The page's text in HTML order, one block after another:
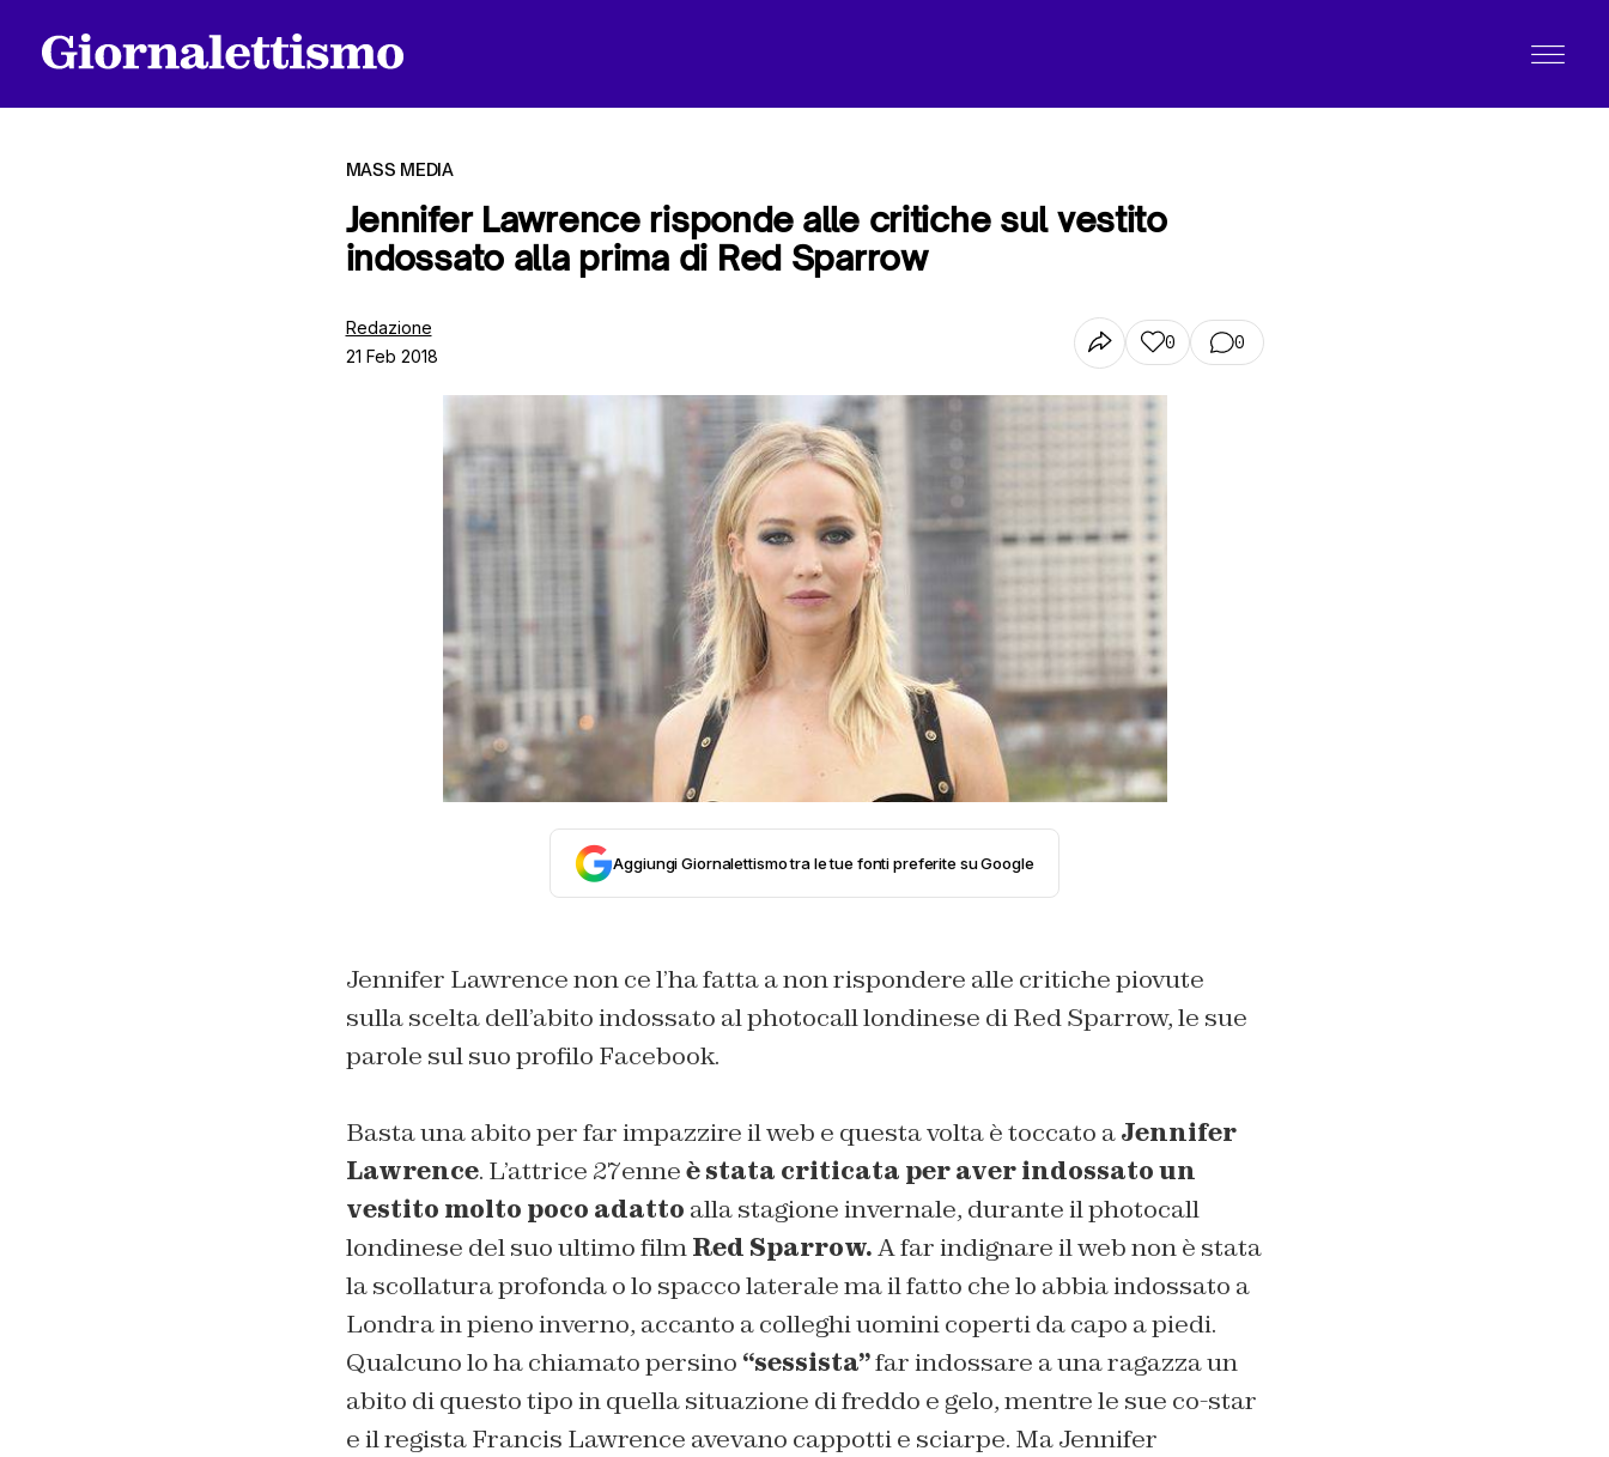
MASS MEDIA
Jennifer Lawrence risponde alle critiche sul vestito
indossato alla prima di Red Sparrow
Redazione
21 Feb 2018
0 0
Aggiungi Giornalettismo tra le tue fonti preferite su Google
Jennifer Lawrence non ce l’ha fatta a non rispondere alle critiche piovute
sulla scelta dell’abito indossato al photocall londinese di Red Sparrow, le sue
parole sul suo profilo Facebook.
Basta una abito per far impazzire il web e questa volta è toccato aJennifer
Lawrence. L’attrice 27enneè stata criticata per aver indossato un
vestito molto poco adatto alla stagione invernale, durante il photocall
londinese del suo ultimo filmRed Sparrow.A far indignare il web non è stata
la scollatura profonda o lo spacco laterale ma il fatto che lo abbia indossato a
Londra in pieno inverno, accanto a colleghi uomini coperti da capo a piedi.
Qualcuno lo ha chiamato persino “sessista”far indossare a una ragazza un
abito di questo tipo in quella situazione di freddo e gelo, mentre le sue co-star
e il regista Francis Lawrence avevano cappotti e sciarpe. Ma Jennifer